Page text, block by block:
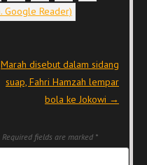
Marah disebut dalam sidang
suap, Fahri Hamzah lempar
bola ke Jokowi →
Required fields are marked *